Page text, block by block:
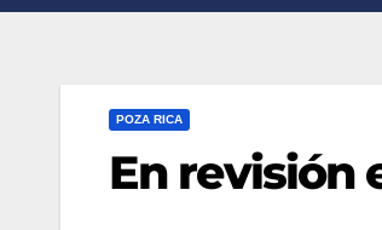
POZA RICA
En revisión